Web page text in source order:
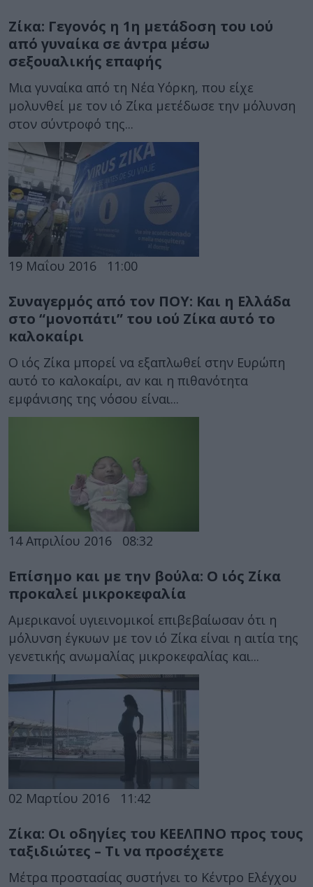
Ζίκα: Γεγονός η 1η μετάδοση του ιού
από γυναίκα σε άντρα μέσω
σεξουαλικής επαφής
Μια γυναίκα από τη Νέα Υόρκη, που είχε
μολυνθεί με τον ιό Ζίκα μετέδωσε την μόλυνση
στον σύντροφό της...
19 Μαΐου 2016 11:00
Συναγερμός από τον ΠΟΥ: Και η Ελλάδα
στο “μονοπάτι” του ιού Ζίκα αυτό το
καλοκαίρι
Ο ιός Ζίκα μπορεί να εξαπλωθεί στην Ευρώπη
αυτό το καλοκαίρι, αν και η πιθανότητα
εμφάνισης της νόσου είναι...
14 Απριλίου 2016 08:32
Επίσημο και με την βούλα: Ο ιός Ζίκα
προκαλεί μικροκεφαλία
Αμερικανοί υγιεινομικοί επιβεβαίωσαν ότι η
μόλυνση έγκυων με τον ιό Ζίκα είναι η αιτία της
γενετικής ανωμαλίας μικροκεφαλίας και...
02 Μαρτίου 2016 11:42
Ζίκα: Οι οδηγίες του ΚΕΕΛΠΝΟ προς τους
ταξιδιώτες – Τι να προσέχετε
Μέτρα προστασίας συστήνει το Κέντρο Ελέγχου